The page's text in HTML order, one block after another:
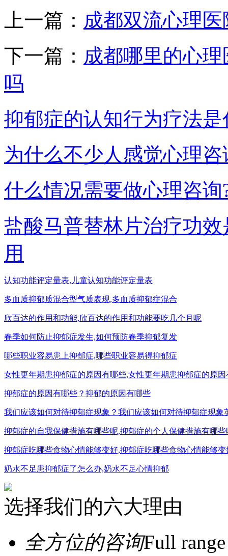
上一篇： 成都双流心理
下一篇： 成都哪里的心
吗
抑郁症的认知行为疗法
为什么不少人感觉心理
什么情况需要做心理咨询
盐酸马普替林片治疗功
用
认知功能评定量表,儿童认知功能评定量表
多血质抑郁质混合型气质表现,多血质抑郁症混合
欣百达的作用和功能,欣百达的作用和功能要吃几个月呢
春季如何防止抑郁症发生,如何预防春季抑郁复发
哪些职业容易患上抑郁症,哪些职业容易得抑郁症
女性更年期患抑郁症的原因有哪些,女性更年期患抑郁症的原
抑郁症的原因有哪些？抑郁的原因有哪些
我们应该如何对待抑郁症现象？我们应该如何对待抑郁症现象
抑郁症的自我保健措施有哪些呢,抑郁症的个人保健措施有哪些
抑郁症吃哪些食物心情能够变好,抑郁症吃哪些食物心情能够变
奶水不足患抑郁症了怎么办,奶水不足心情抑郁
选择我们的六大理由
全方位的咨询Full